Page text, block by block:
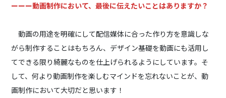
ーーー動画制作において、最後に伝えたいことはありますか？
動画の用途を明確にして配信媒体に合った作り方を意識しな
がら制作することはもちろん、デザイン基礎を動画にも活用し
てできる限り綺麗なものを仕上げられるようにしています。そ
して、何より動画制作を楽しむマインドを忘れないことが、動
画制作において大切だと思います！